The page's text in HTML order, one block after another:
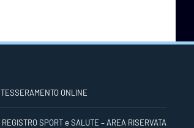
TESSERAMENTO ONLINE
REGISTRO SPORT e SALUTE – AREA RISERVATA